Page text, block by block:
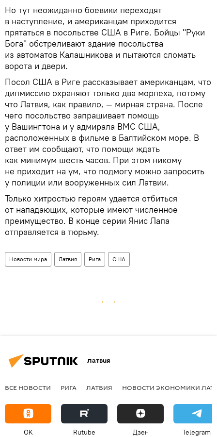
Но тут неожиданно боевики переходят
в наступление, и американцам приходится
прятаться в посольстве США в Риге. Бойцы "Руки
Бога" обстреливают здание посольства
из автоматов Калашникова и пытаются сломать
ворота и двери.
Посол США в Риге рассказывает американцам, что
дипмиссию охраняют только два морпеха, потому
что Латвия, как правило, — мирная страна. После
чего посольство запрашивает помощь
у Вашингтона и у адмирала ВМС США,
расположенных в фильме в Балтийском море. В
ответ им сообщают, что помощи ждать
как минимум шесть часов. При этом никому
не приходит на ум, что подмогу можно запросить
у полиции или вооруженных сил Латвии.
Только хитростью героям удается отбиться
от нападающих, которые имеют численное
преимущество. В конце серии Янис Лапа
отправляется в тюрьму.
Новости мира Латвия Рига США
Латвия
ВСЕ НОВОСТИ РИГА ЛАТВИЯ НОВОСТИ ЭКОНОМИКИ
OK Rutube Дзен Telegram